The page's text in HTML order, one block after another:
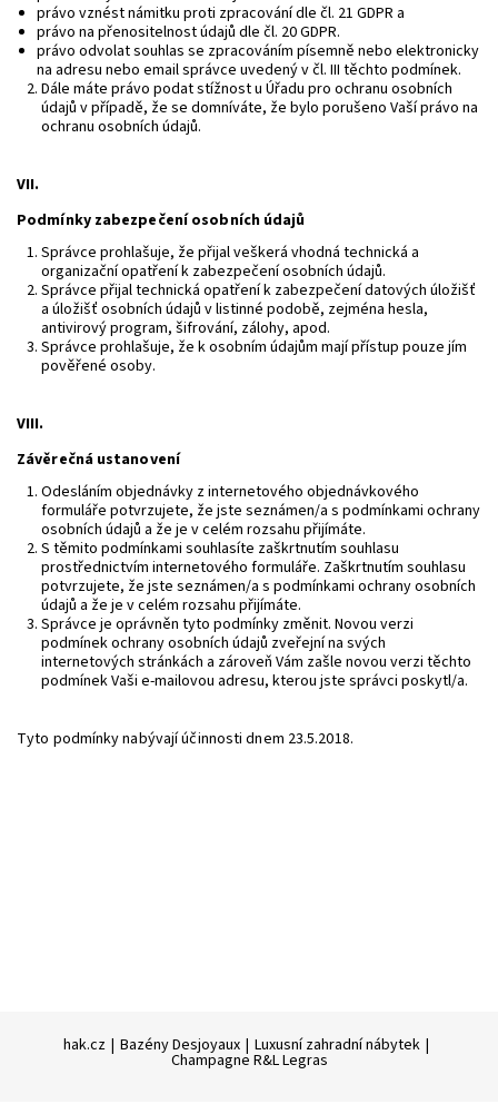
právo vznést námitku proti zpracování dle čl. 21 GDPR a
právo na přenositelnost údajů dle čl. 20 GDPR.
právo odvolat souhlas se zpracováním písemně nebo elektronicky
na adresu nebo email správce uvedený v čl. III těchto podmínek.
Dále máte právo podat stížnost u Úřadu pro ochranu osobních
údajů v případě, že se domníváte, že bylo porušeno Vaší právo na
ochranu osobních údajů.
VII.
Podmínky zabezpečení osobních údajů
Správce prohlašuje, že přijal veškerá vhodná technická a
organizační opatření k zabezpečení osobních údajů.
Správce přijal technická opatření k zabezpečení datových úložišť
a úložišť osobních údajů v listinné podobě, zejména hesla,
antivirový program, šifrování, zálohy, apod.
Správce prohlašuje, že k osobním údajům mají přístup pouze jím
pověřené osoby.
VIII.
Závěrečná ustanovení
Odesláním objednávky z internetového objednávkového
formuláře potvrzujete, že jste seznámen/a s podmínkami ochrany
osobních údajů a že je v celém rozsahu přijímáte.
S těmito podmínkami souhlasíte zaškrtnutím souhlasu
prostřednictvím internetového formuláře. Zaškrtnutím souhlasu
potvrzujete, že jste seznámen/a s podmínkami ochrany osobních
údajů a že je v celém rozsahu přijímáte.
Správce je oprávněn tyto podmínky změnit. Novou verzi
podmínek ochrany osobních údajů zveřejní na svých
internetových stránkách a zároveň Vám zašle novou verzi těchto
podmínek Vaši e-mailovou adresu, kterou jste správci poskytl/a.
Tyto podmínky nabývají účinnosti dnem 23.5.2018.
hak.cz | Bazény Desjoyaux | Luxusní zahradní nábytek |
Champagne R&L Legras